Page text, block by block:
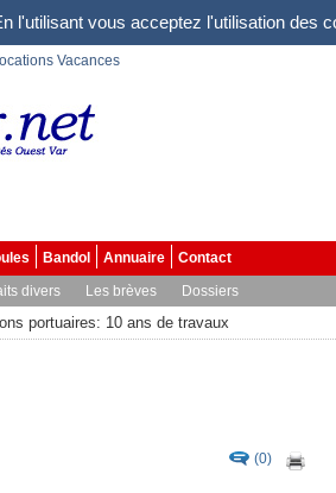
l'utilisant vous acceptez l'utilisation des
Vacances
Bandol Annuaire
Contact
divers Les brèves Dossiers
portuaires: 10 ans de travaux
(0)